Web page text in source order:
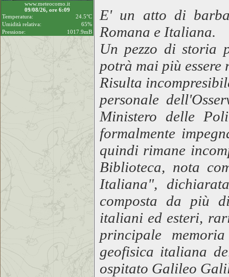
www.meteocomo.it
09/08/26, ore 6:09
Temperatura:
24.5°C
Umidità relativa:
65%
Pressione:
1017.9mB
E' un atto di
Romana e Italiana.
Un pezzo di storia
potrà mai più essere
Risulta
personale
Ministero delle
formalmente
quindi rimane
Biblioteca, nota
Italiana",
composta da più
italiani ed esteri,
principale
geofisica italiana
ospitato Galileo